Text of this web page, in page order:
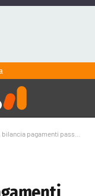
pagamenti passa in attivo a febbraio